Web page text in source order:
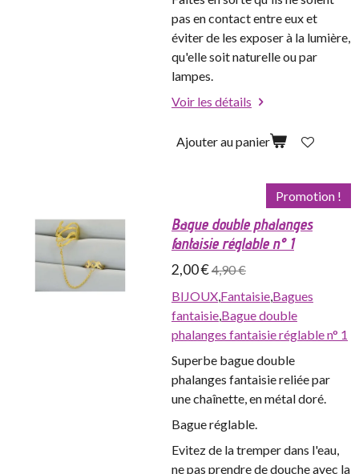
pas en contact entre eux et
éviter de les exposer à la lumière,
qu'elle soit naturelle ou par
lampes.
Voir les détails
Ajouter au panier
Promotion !
Bague double phalanges
fantaisie réglable n° 1
2,00 €4,90 €
BIJOUX,Fantaisie,Bagues
fantaisie,Bague double
phalanges fantaisie réglable n° 1
Superbe bague double
phalanges fantaisie reliée par
une chaînette, en métal doré.
Bague réglable.
Evitez de la tremper dans l'eau,
ne pas prendre de douche avec la